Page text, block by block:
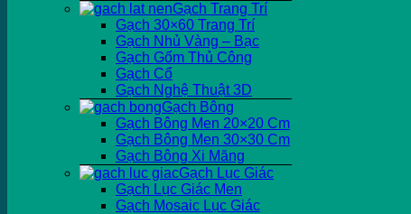
Gạch Trang Trí
Gạch 30×60 Trang Trí
Gạch Nhủ Vàng – Bạc
Gạch Gốm Thủ Công
Gạch Cổ
Gạch Nghệ Thuật 3D
Gạch Bông
Gạch Bông Men 20×20 Cm
Gạch Bông Men 30×30 Cm
Gạch Bông Xi Măng
Gạch Lục Giác
Gạch Lục Giác Men
Gạch Mosaic Lục Giác